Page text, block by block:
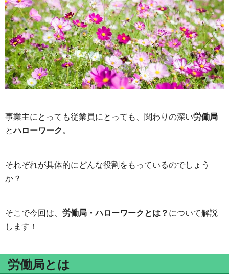
事業主にとっても従業員にとっても、関わりの深い労働局
とハローワーク 。
それぞれが具体的にどんな役割をもっているのでしょう
か？
そこで今回は、 労働局・ハローワークとは？ について解説
します！
労働局とは